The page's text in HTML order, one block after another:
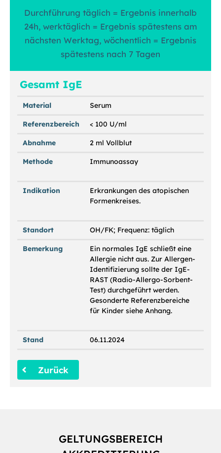
Durchführung täglich = Ergebnis innerhalb
24h, werktäglich = Ergebnis spätestens am
nächsten Werktag, wöchentlich = Ergebnis
spätestens nach 7 Tagen
Gesamt IgE
Material Serum
Referenzbereich < 100 U/ml
Abnahme 2 ml Vollblut
Methode Immunoassay
Indikation
Erkrankungen des atopischen
Formenkreises.
Standort OH/FK; Frequenz: täglich
Bemerkung
Ein normales IgE schließt eine
Allergie nicht aus. Zur Allergen-
Identifizierung sollte der IgE-
RAST (Radio-Allergo-Sorbent-
Test) durchgeführt werden.
Gesonderte Referenzbereiche
für Kinder siehe Anhang.
Stand 06.11.2024
Zurück
GELTUNGSBEREICH